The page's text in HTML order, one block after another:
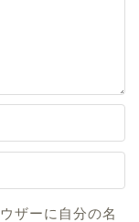
ザーに自分の名